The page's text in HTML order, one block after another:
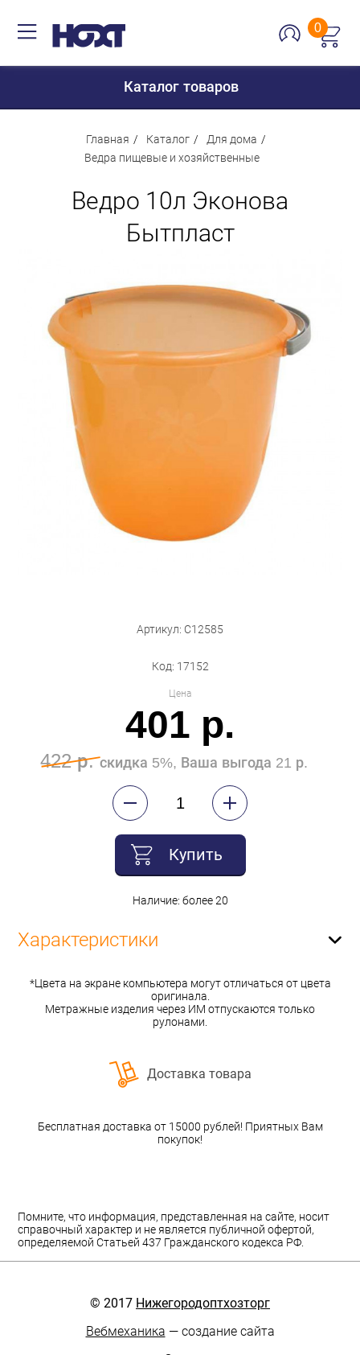
0
Каталог товаров
Для кухни
Для детей
Строительство и ремонт
Мебель
Бытовая техника
Обувь для дома и дачи
Главная Каталог
Для дома
Ведра пищевые и хозяйственные
Ведро 10л Эконова
Бытпласт
Артикул: С12585
Код: 17152
Цена
401 р.
422 р.скидка 5%, Ваша выгода 21 р.
Купить
Наличие: более 20
Характеристики
*Цвета на экране компьютера могут отличаться от цвета
оригинала.
Метражные изделия через ИМ отпускаются только
рулонами.
Доставка товара
Бесплатная доставка от 15000 рублей! Приятных Вам
покупок!
Помните, что информация, представленная на сайте, носит
справочный характер и не является публичной офертой,
определяемой Статьей 437 Гражданского кодекса РФ.
© 2017 Нижегородоптхозторг
Вебмеханика — создание сайта